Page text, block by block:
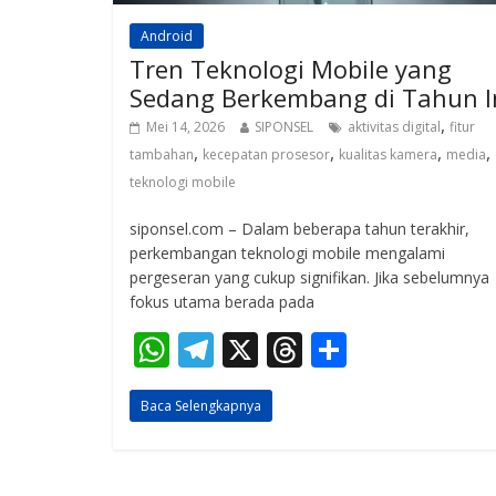
Android
Tren Teknologi Mobile yang
Sedang Berkembang di Tahun
Mei 14, 2026 SIPONSEL aktivitas digital, fitur
tambahan, kecepatan prosesor, kualitas kamera, media,
teknologi mobile
siponsel.com – Dalam beberapa tahun terakhir,
perkembangan teknologi mobile mengalami
pergeseran yang cukup signifikan. Jika sebelumnya
fokus utama berada pada
W
h
at
T
el
e
X T
Baca Selengkapnya